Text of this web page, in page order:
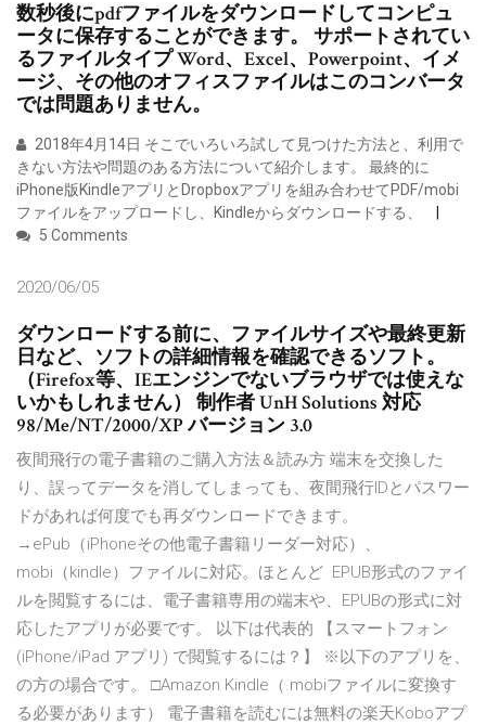
数秒後にpdfファイルをダウンロードしてコンピュ
ータに保存することができます。 サポートされてい
るファイルタイプ Word、Excel、Powerpoint、イメ
ージ、その他のオフィスファイルはこのコンバータ
では問題ありません。
2018年4月14日 そこでいろいろ試して見つけた方法と、利用で
きない方法や問題のある方法について紹介します。 最終的に
iPhone版KindleアプリとDropboxアプリを組み合わせてPDF/mobi
ファイルをアップロードし、Kindleからダウンロードする、
5 Comments
2020/06/05
ダウンロードする前に、ファイルサイズや最終更新
日など、ソフトの詳細情報を確認できるソフト。
（Firefox等、IEエンジンでないブラウザでは使えな
いかもしれません） 制作者 UnH Solutions 対応
98/Me/NT/2000/XP バージョン 3.0
夜間飛行の電子書籍のご購入方法＆読み方 端末を交換した
り、誤ってデータを消してしまっても、夜間飛行IDとパスワー
ドがあれば何度でも再ダウンロードできます。
→ePub（iPhoneその他電子書籍リーダー対応）、
mobi（kindle）ファイルに対応。ほとんど EPUB形式のファイ
ルを閲覧するには、電子書籍専用の端末や、EPUBの形式に対
応したアプリが必要です。 以下は代表的 【スマートフォン
(iPhone/iPad アプリ) で閲覧するには？】 ※以下のアプリを、
の方の場合です。 □Amazon Kindle（.mobiファイルに変換す
る必要があります） 電子書籍を読むには無料の楽天Koboアプ